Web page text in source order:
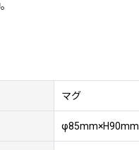
マグ
φ85mm×H90mm